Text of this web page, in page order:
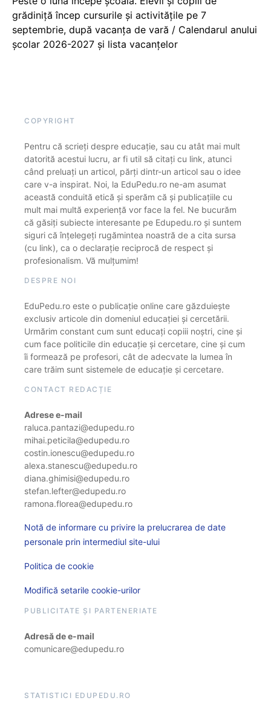
grădiniță încep cursurile și activitățile pe 7
septembrie, după vacanța de vară / Calendarul anului
școlar 2026-2027 și lista vacanțelor
COPYRIGHT
Pentru că scrieți despre educație, sau cu atât mai mult
datorită acestui lucru, ar fi util să citați cu link, atunci
când preluați un articol, părți dintr-un articol sau o idee
care v-a inspirat. Noi, la EduPedu.ro ne-am asumat
această conduită etică și sperăm că și publicațiile cu
mult mai multă experiență vor face la fel. Ne bucurăm
că găsiți subiecte interesante pe Edupedu.ro și suntem
siguri că înțelegeți rugămintea noastră de a cita sursa
(cu link), ca o declarație reciprocă de respect și
profesionalism. Vă mulțumim!
DESPRE NOI
EduPedu.ro este o publicație online care găzduiește
exclusiv articole din domeniul educației și cercetării.
Urmărim constant cum sunt educați copiii noștri, cine și
cum face politicile din educație și cercetare, cine și cum
îi formează pe profesori, cât de adecvate la lumea în
care trăim sunt sistemele de educație și cercetare.
CONTACT REDACȚIE
Adrese e-mail
raluca.pantazi@edupedu.ro
mihai.peticila@edupedu.ro
costin.ionescu@edupedu.ro
alexa.stanescu@edupedu.ro
diana.ghimisi@edupedu.ro
stefan.lefter@edupedu.ro
ramona.florea@edupedu.ro
Notă de informare cu privire la prelucrarea de date
personale prin intermediul site-ului
Politica de cookie
Modifică setarile cookie-urilor
PUBLICITATE ȘI PARTENERIATE
Adresă de e-mail
comunicare@edupedu.ro
STATISTICI EDUPEDU.RO